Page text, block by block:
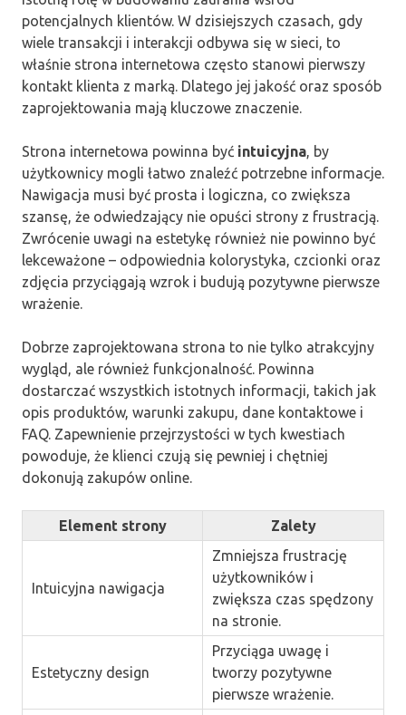
potencjalnych klientów. W dzisiejszych czasach, gdy
wiele transakcji i interakcji odbywa się w sieci, to
właśnie strona internetowa często stanowi pierwszy
kontakt klienta z marką. Dlatego jej jakość oraz sposób
zaprojektowania mają kluczowe znaczenie.
Strona internetowa powinna być intuicyjna, by
użytkownicy mogli łatwo znaleźć potrzebne informacje.
Nawigacja musi być prosta i logiczna, co zwiększa
szansę, że odwiedzający nie opuści strony z frustracją.
Zwrócenie uwagi na estetykę również nie powinno być
lekceważone – odpowiednia kolorystyka, czcionki oraz
zdjęcia przyciągają wzrok i budują pozytywne pierwsze
wrażenie.
Dobrze zaprojektowana strona to nie tylko atrakcyjny
wygląd, ale również funkcjonalność. Powinna
dostarczać wszystkich istotnych informacji, takich jak
opis produktów, warunki zakupu, dane kontaktowe i
FAQ. Zapewnienie przejrzystości w tych kwestiach
powoduje, że klienci czują się pewniej i chętniej
dokonują zakupów online.
Element strony Zalety
Intuicyjna nawigacja
Zmniejsza frustrację
użytkowników i
zwiększa czas spędzony
na stronie.
Estetyczny design
Przyciąga uwagę i
tworzy pozytywne
pierwsze wrażenie.